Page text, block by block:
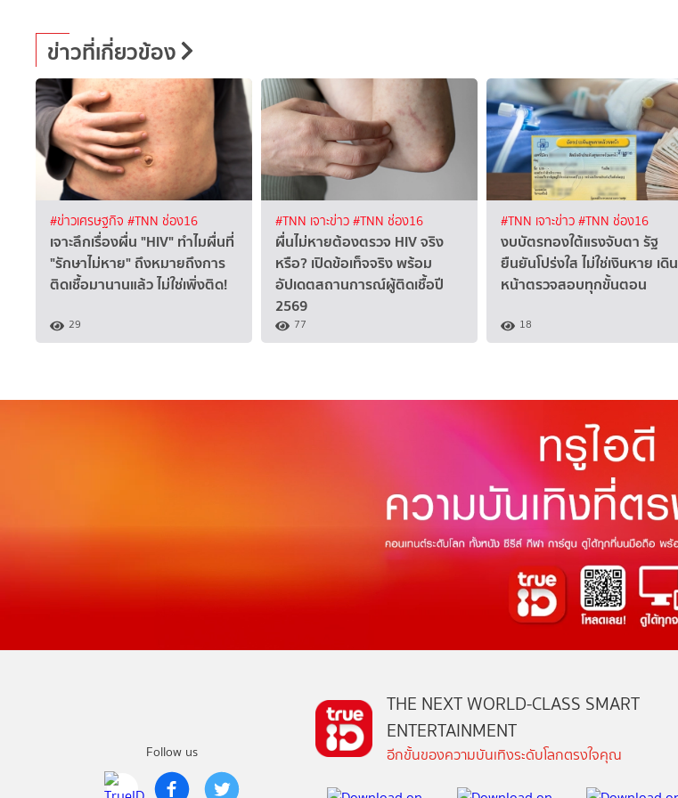
ข่าวที่เกี่ยวข้อง
#ข่าวเศรษฐกิจ #TNN ช่อง16
เจาะลึกเรื่องผื่น "HIV" ทำไมผื่นที่
"รักษาไม่หาย" ถึงหมายถึงการ
ติดเชื้อมานานแล้ว ไม่ใช่เพิ่งติด!
29
#TNN เจาะข่าว#TNN ช่อง16
ผื่นไม่หายต้องตรวจ HIV จริง
หรือ? เปิดข้อเท็จจริง พร้อม
อัปเดตสถานการณ์ผู้ติดเชื้อปี
2569
77
#TNN เจาะข่าว#TNN ช่อง16
งบบัตรทองใต้แรงจับตา รัฐ
ยืนยันโปร่งใส ไม่ใช่เงินหาย เดิน
หน้าตรวจสอบทุกขั้นตอน
18
Follow us
THE NEXT WORLD-CLASS SMART
ENTERTAINMENT
อีกขั้นของความบันเทิงระดับโลกตรงใจคุณ